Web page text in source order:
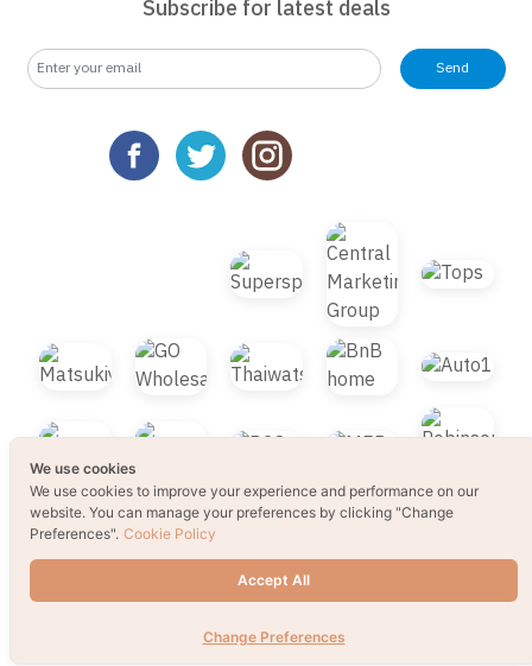
Subscribe for latest deals
© 2021 B2S CLUB, All rights reserved. Web
We use cookies to improve your experience and performance on our
website. You can manage your preferences by clicking "Change
Change Preferences